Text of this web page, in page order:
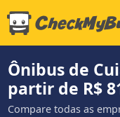
Ônibus de
partir de R$
Compare todas as